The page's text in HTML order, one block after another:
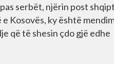
serbët, njërin post
Kosovës, ky është
që të shesin çdo gjë edhe